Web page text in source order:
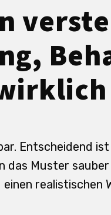
Entscheidend
das Muster
realistischen